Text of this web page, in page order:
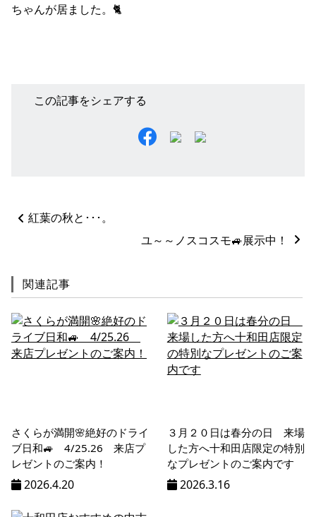
ちゃんが居ました。🐈
この記事をシェアする
ー
ン
%title
紅葉の秋と･･･。
ユ～～ノスコスモ🚙展示中！
関連記事
さくらが満開🌸絶好のドライ
ブ日和🚙 4/25.26 来店プ
レゼントのご案内！
2026.4.20
３月２０日は春分の日 来場
した方へ十和田店限定の特別
なプレゼントのご案内です
2026.3.16